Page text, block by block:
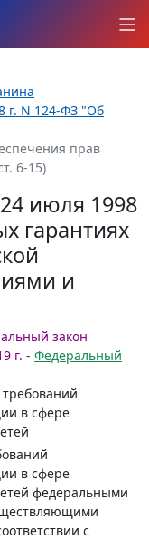
г. N 124-ФЗ "Об
прав
6-15)
июля 1998
гарантиях
и
закон
г. - Федеральный
в сфере
в сфере
федеральными
с